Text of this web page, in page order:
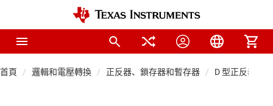
首頁 邏輯和電壓轉換 正反器、鎖存器和暫存器 D 型正反器